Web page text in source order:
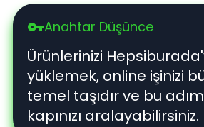
vpn_keyAnahtar Düşünce
Ürünlerinizi
yüklemek, online işinizi
temel taşıdır ve bu
kapınızı aralayabilirsiniz.